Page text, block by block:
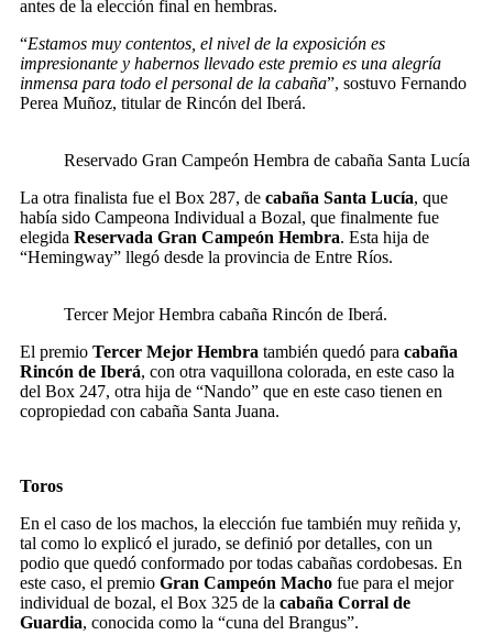
antes de la elección final en hembras.
“Estamos muy contentos, el nivel de la exposición es
impresionante y habernos llevado este premio es una alegría
inmensa para todo el personal de la cabaña”, sostuvo Fernando
Perea Muñoz, titular de Rincón del Iberá.
Reservado Gran Campeón Hembra de cabaña Santa Lucía
La otra finalista fue el Box 287, de cabaña Santa Lucía, que
había sido Campeona Individual a Bozal, que finalmente fue
elegida Reservada Gran Campeón Hembra. Esta hija de
“Hemingway” llegó desde la provincia de Entre Ríos.
Tercer Mejor Hembra cabaña Rincón de Iberá.
El premio Tercer Mejor Hembra también quedó para cabaña
Rincón de Iberá, con otra vaquillona colorada, en este caso la
del Box 247, otra hija de “Nando” que en este caso tienen en
copropiedad con cabaña Santa Juana.
Toros
En el caso de los machos, la elección fue también muy reñida y,
tal como lo explicó el jurado, se definió por detalles, con un
podio que quedó conformado por todas cabañas cordobesas. En
este caso, el premio Gran Campeón Macho fue para el mejor
individual de bozal, el Box 325 de la cabaña Corral de
Guardia, conocida como la “cuna del Brangus”.